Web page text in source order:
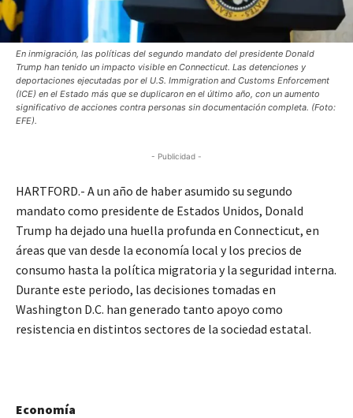
En inmigración, las políticas del segundo mandato del presidente Donald
Trump han tenido un impacto visible en Connecticut. Las detenciones y
deportaciones ejecutadas por el U.S. Immigration and Customs Enforcement
(ICE) en el Estado más que se duplicaron en el último año, con un aumento
significativo de acciones contra personas sin documentación completa. (Foto:
EFE).
- Publicidad -
HARTFORD.- A un año de haber asumido su segundo
mandato como presidente de Estados Unidos, Donald
Trump ha dejado una huella profunda en Connecticut, en
áreas que van desde la economía local y los precios de
consumo hasta la política migratoria y la seguridad interna.
Durante este periodo, las decisiones tomadas en
Washington D.C. han generado tanto apoyo como
resistencia en distintos sectores de la sociedad estatal.
Economía